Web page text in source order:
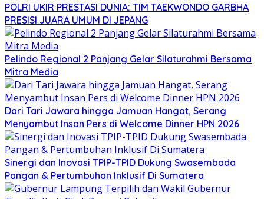
POLRI UKIR PRESTASI DUNIA: TIM TAEKWONDO GARBHA
PRESISI JUARA UMUM DI JEPANG
Pelindo Regional 2 Panjang Gelar Silaturahmi Bersama
Mitra Media
Dari Tari Jawara hingga Jamuan Hangat, Serang
Menyambut Insan Pers di Welcome Dinner HPN 2026
Sinergi dan Inovasi TPIP-TPID Dukung Swasembada
Pangan & Pertumbuhan Inklusif Di Sumatera